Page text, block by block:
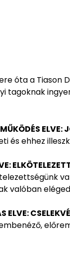
óta a Tiason
tagoknak
ELVE:
és ehhez
valóban
ELVE: